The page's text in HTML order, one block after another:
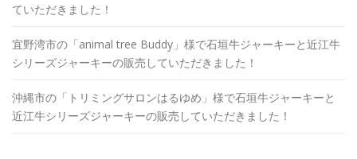
ていただきました！
宜野湾市の「animal tree Buddy」様で石垣牛ジャーキーと近江牛
シリーズジャーキーの販売していただきました！
沖縄市の「トリミングサロンはるゆめ」様で石垣牛ジャーキーと
近江牛シリーズジャーキーの販売していただきました！